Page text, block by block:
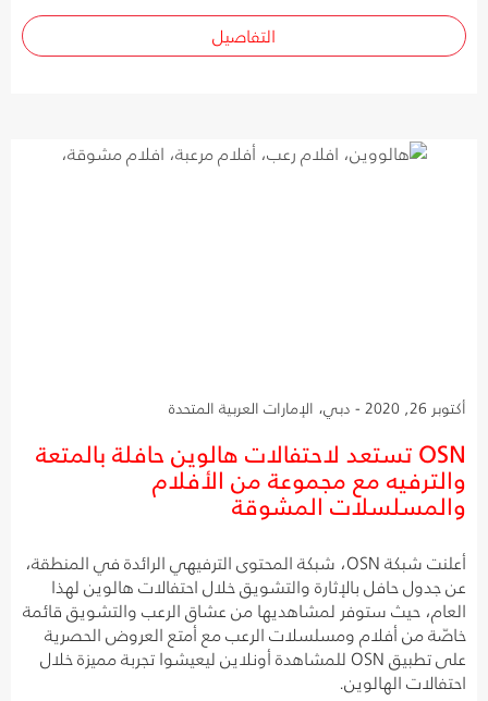
التفاصيل
أكتوبر 26, 2020 - دبي، الإمارات العربية المتحدة
OSN تستعد لاحتفالات هالوين حافلة بالمتعة
والترفيه مع مجموعة من الأفلام
والمسلسلات المشوقة
أعلنت شبكة OSN، شبكة المحتوى الترفيهي الرائدة في المنطقة،
عن جدول حافل بالإثارة والتشويق خلال احتفالات هالوين لهذا
العام، حيث ستوفر لمشاهديها من عشاق الرعب والتشويق قائمة
خاصّة من أفلام ومسلسلات الرعب مع أمتع العروض الحصرية
على تطبيق OSN للمشاهدة أونلاين ليعيشوا تجربة مميزة خلال
احتفالات الهالوين.